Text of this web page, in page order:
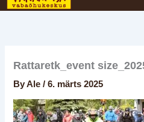
Rattaretk_event
ByAle/6. märts 2025